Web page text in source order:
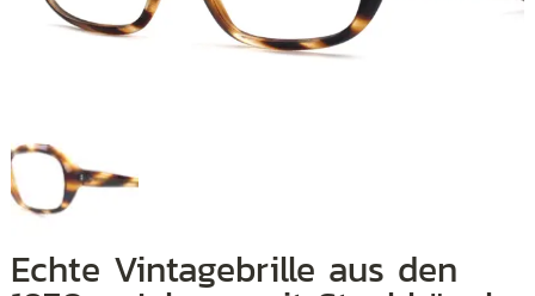
Echte Vintagebrille aus den
+
+